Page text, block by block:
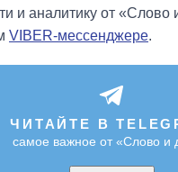
и аналитику от «Слово
VIBER-мессенджере.
ЧИТАЙТЕ В
самое важное от «Слово и